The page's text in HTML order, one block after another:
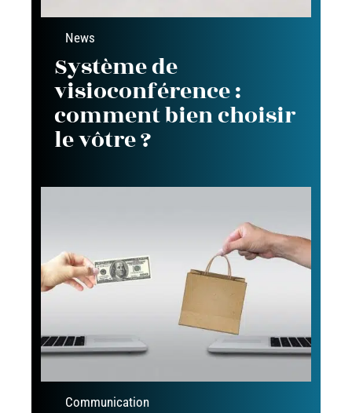
News
Système de
visioconférence :
comment bien choisir
le vôtre ?
Communication